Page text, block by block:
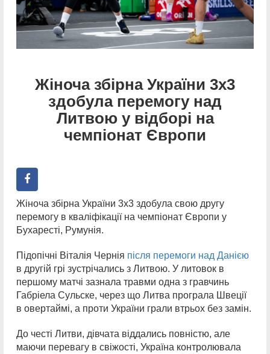
Жіноча збірна України 3х3
здобула перемогу над
Литвою у відборі на
чемпіонат Європи
Жіноча збірна України 3х3 здобула свою другу
перемогу в кваліфікації на чемпіонат Європи у
Бухаресті, Румунія.
Підопічні Віталія Чернія після перемоги над Данією
в другій грі зустрічались з Литвою. У литовок в
першому матчі зазнала травми одна з гравчинь
Габріела Сульске, через що Литва програла Швеції
в овертаймі, а проти України грали втрьох без замін.
До честі Литви, дівчата віддались повністю, але
маючи перевагу в свіжості, Україна контролювала